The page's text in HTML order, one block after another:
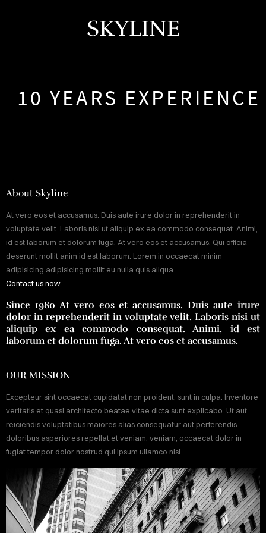
SKYLINE
10 YEARS EXPERIENCE
Sign
in
About Skyline
At vero eos et accusamus. Duis aute irure dolor in reprehenderit in
voluptate velit. Laboris nisi ut aliquip ex ea commodo consequat. Animi,
id est laborum et dolorum fuga. At vero eos et accusamus. Qui officia
deserunt mollit anim id est laborum. Lorem in occaecat minim
adipisicing adipisicing mollit eu nulla quis aliqua.
Contact us now
Since 1980 At vero eos et accusamus. Duis aute irure
dolor in reprehenderit in voluptate velit. Laboris nisi ut
aliquip ex ea commodo consequat. Animi, id est
laborum et dolorum fuga. At vero eos et accusamus.
OUR MISSION
Excepteur sint occaecat cupidatat non proident, sunt in culpa. Inventore
veritatis et quasi architecto beatae vitae dicta sunt explicabo. Ut aut
reiciendis voluptatibus maiores alias consequatur aut perferendis
doloribus asperiores repellat.et veniam, veniam, occaecat dolor in
fugiat tempor dolor nostrud qui ipsum ullamco nisi.